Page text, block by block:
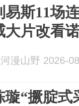
易斯11场
大片改看
漫山野 2026-
璇“撅腚